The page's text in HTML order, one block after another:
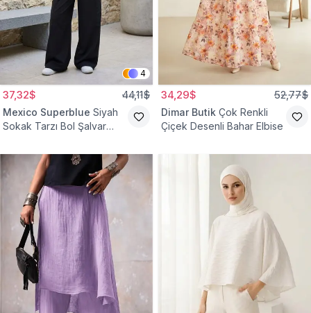
4
37,32$ 44,11$
Mexico Superblue Siyah
Sokak Tarzı Bol Şalvar
34,29$ 52,77$
Dimar Butik Çok Renkli
Çiçek Desenli Bahar Elbise